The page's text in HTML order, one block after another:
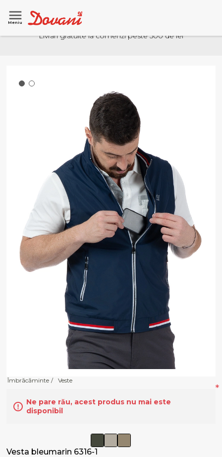
Meniu
Livrari gratuite la comenzi peste 500 de lei
Îmbrăcăminte / Veste
Ne pare rău, acest produs nu mai este
disponibil
Vesta bleumarin 6316-1
*